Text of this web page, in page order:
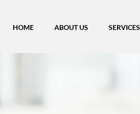
HOME ABOUT US SERVICES